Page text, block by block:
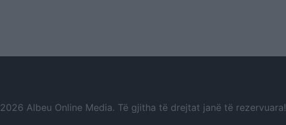
2026 Albeu Online Media. Të gjitha të drejtat janë të rezervuara!